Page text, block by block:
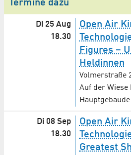
Termine dazu
Di 25 Aug
18.30
Open Air
Figures –
Heldinnen
Volmerstraße
Auf der Wiese
Hauptgebäude
Di 08 Sep
18.30
Open Air
Greatest